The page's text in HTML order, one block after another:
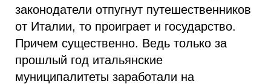
законодатели отпугнут путешественников
от Италии, то проиграет и государство.
Причем существенно. Ведь только за
прошлый год итальянские
муниципалитеты заработали на